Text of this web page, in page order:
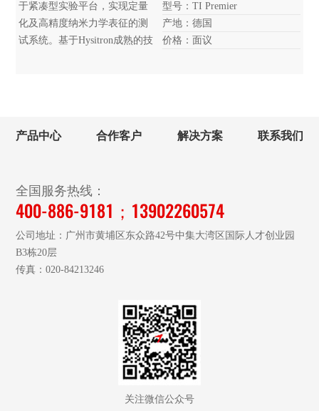
于紧凑型实验平台，实现定量
化及高精度纳米力学表征的测
试系统。基于Hysitron成熟的技
型号：TI Premier
产地：德国
价格：面议
产品中心 合作客户 解决方案 联系我们
全国服务热线：
400-886-9181；13902260574
公司地址：广州市黄埔区东众路42号中集大湾区国际人才创业园
B3栋20层
传真：020-84213246
关注微信公众号